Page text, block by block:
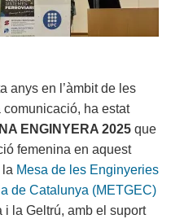
anys en l’àmbit de les
ha estat
ENGINYERA 2025 que
femenina en aquest
la Mesa de les Enginyeries
de Catalunya (METGEC)
la Geltrú, amb el suport